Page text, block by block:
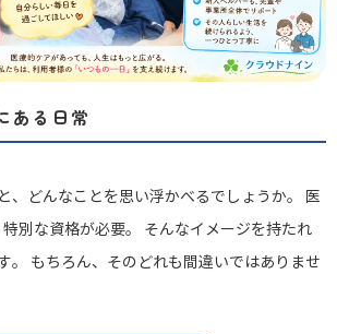
ある日常
、どんなことを思い浮かべるでしょうか。 医
別な資格が必要。 そんなイメージを持たれ
。 もちろん、そのどれも間違いではありませ